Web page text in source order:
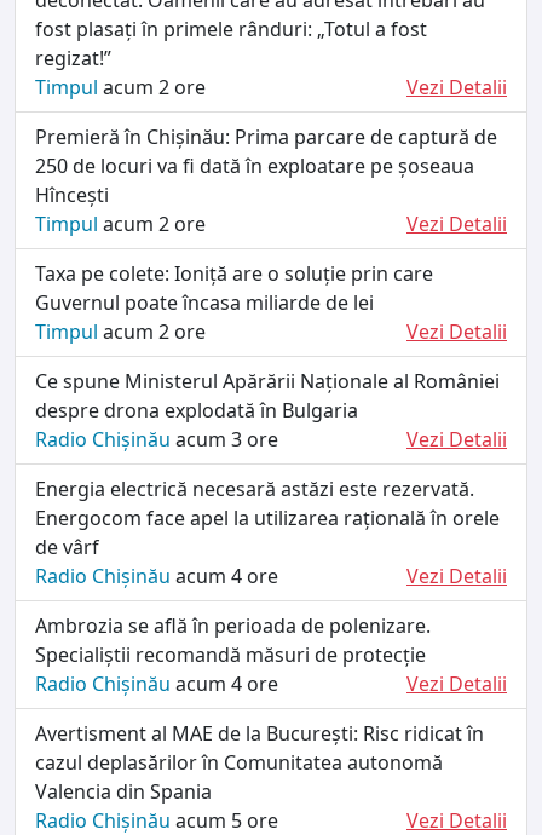
fost plasați în primele rânduri: „Totul a fost
regizat!”
Timpul acum 2 ore
Vezi Detalii
Premieră în Chișinău: Prima parcare de captură de
250 de locuri va fi dată în exploatare pe șoseaua
Hîncești
Timpul acum 2 ore
Vezi Detalii
Taxa pe colete: Ioniță are o soluție prin care
Guvernul poate încasa miliarde de lei
Timpul acum 2 ore
Vezi Detalii
Ce spune Ministerul Apărării Naționale al României
despre drona explodată în Bulgaria
Radio Chișinău acum 3 ore
Vezi Detalii
Energia electrică necesară astăzi este rezervată.
Energocom face apel la utilizarea rațională în orele
de vârf
Radio Chișinău acum 4 ore
Vezi Detalii
Ambrozia se află în perioada de polenizare.
Specialiștii recomandă măsuri de protecție
Radio Chișinău acum 4 ore
Vezi Detalii
Avertisment al MAE de la București: Risc ridicat în
cazul deplasărilor în Comunitatea autonomă
Valencia din Spania
Radio Chișinău acum 5 ore
Vezi Detalii